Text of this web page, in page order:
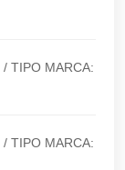
/ TIPO MARCA:
/ TIPO MARCA: